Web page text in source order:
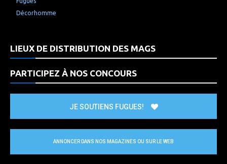
Décorhomme
LIEUX DE DISTRIBUTION DES MAGS
PARTICIPEZ À NOS CONCOURS
JE SOUTIENS FUGUES!
ANNONCER DANS NOS MAGAZINES OU SUR LE WEB